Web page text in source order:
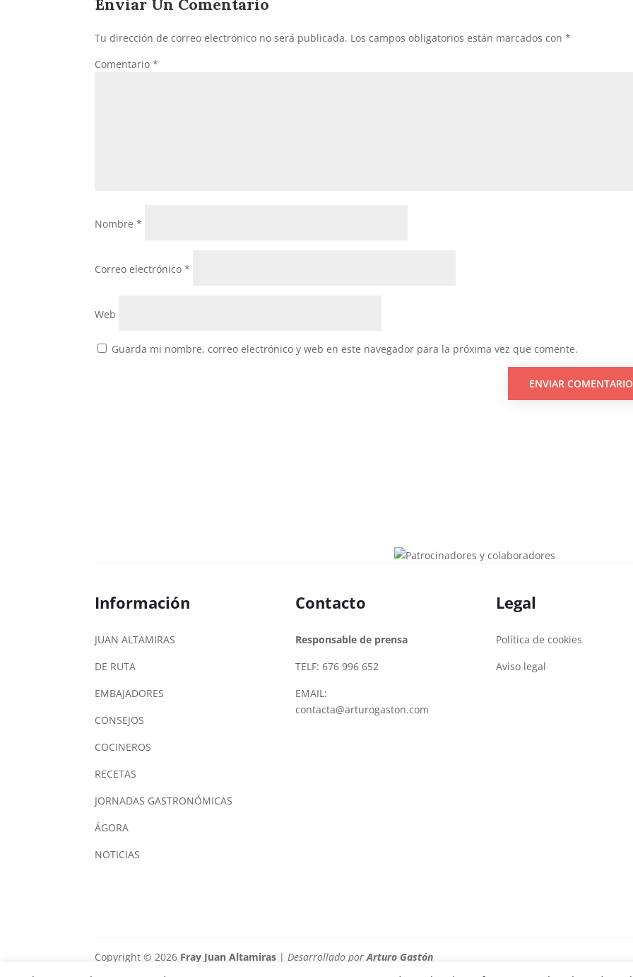
Enviar Un Comentario
Tu dirección de correo electrónico no será publicada. Los campos obligatorios están marcados con*
Comentario*
Nombre*
Correo electrónico*
Web
Guarda mi nombre, correo electrónico y web en este navegador para la próxima vez que comente.
Información
JUAN ALTAMIRAS
DE RUTA
EMBAJADORES
CONSEJOS
COCINEROS
RECETAS
JORNADAS GASTRONÓMICAS
ÁGORA
NOTICIAS
Contacto
Responsable de prensa
TELF: 676 996 652
EMAIL:
contacta@arturogaston.com
Legal
Política de cookies
Aviso legal
Copyright © 2026 Fray Juan Altamiras |Desarrollado porArturo Gastón